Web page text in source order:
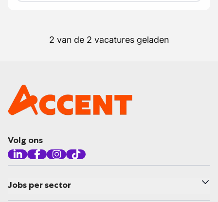
2 van de 2 vacatures geladen
Volg ons
Jobs per sector